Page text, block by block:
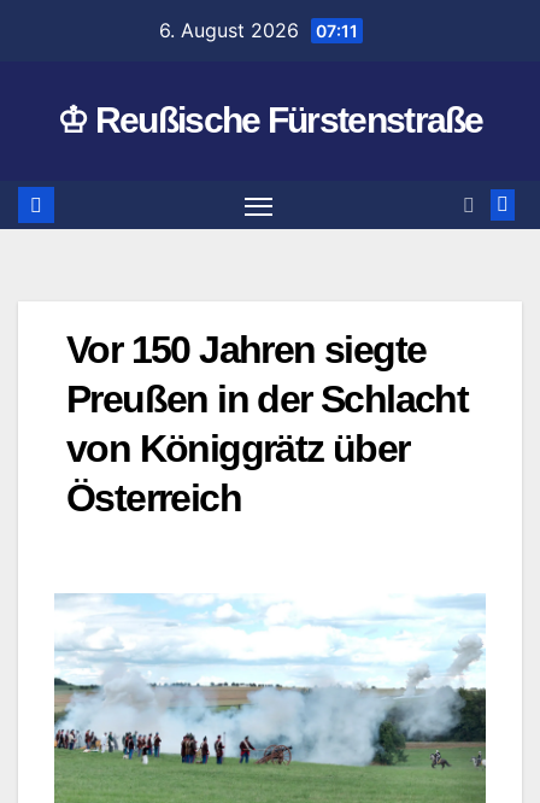
6. August 2026 07:11
♔ Reußische Fürstenstraße
Vor 150 Jahren siegte
Preußen in der Schlacht
von Königgrätz über
Österreich